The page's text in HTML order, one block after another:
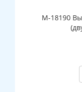
М-18190